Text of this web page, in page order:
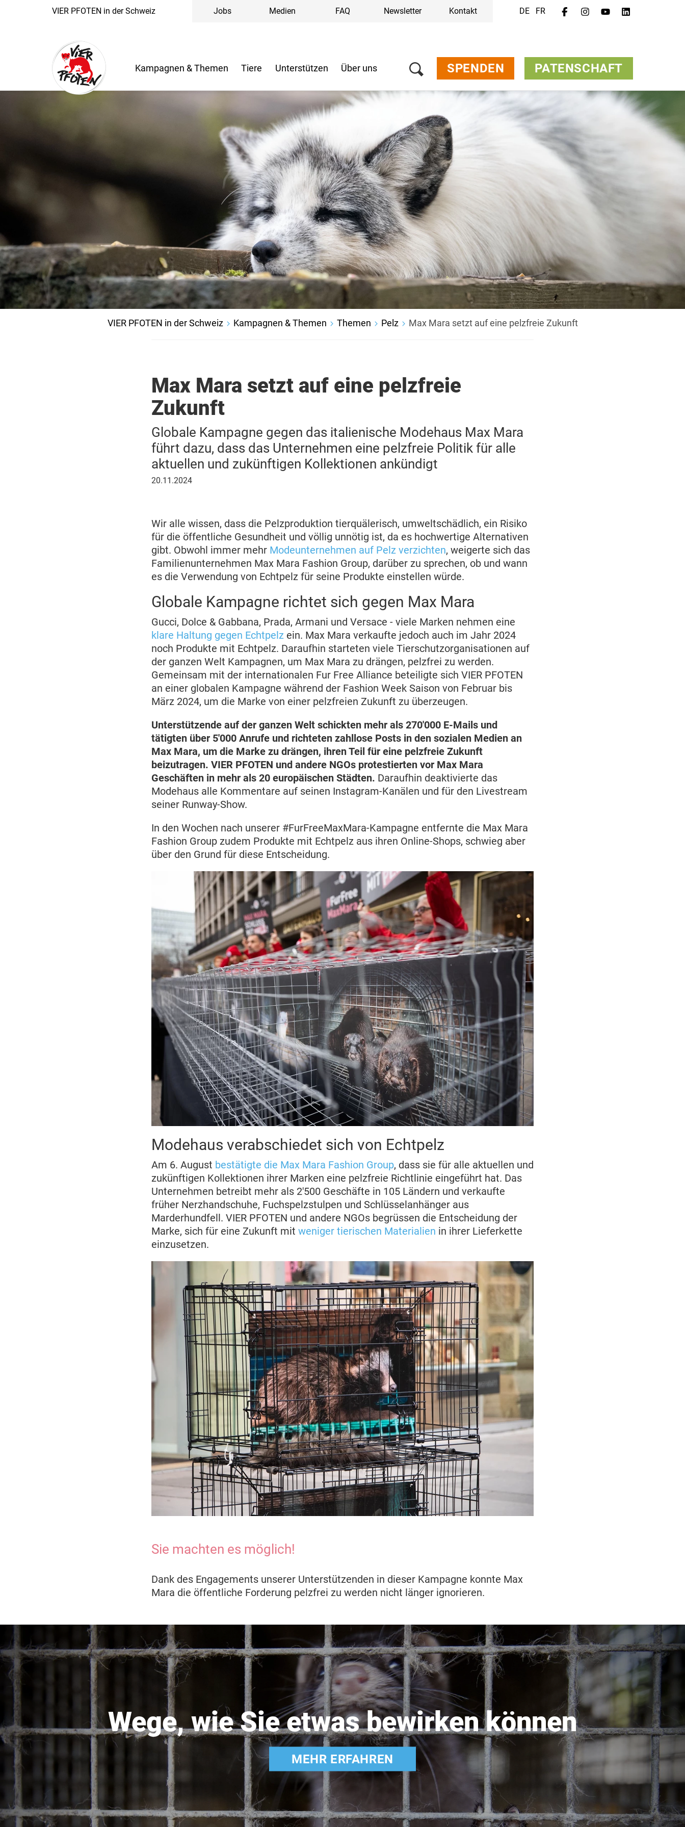
VIER PFOTEN in der Schweiz Jobs Medien FAQ Newsletter Kontakt DE FR
Kampagnen & Themen Tiere Unterstützen Über uns SPENDEN PATENSCHAFT
VIER PFOTEN in der Schweiz Kampagnen & Themen Themen Pelz Max Mara setzt auf eine pelzfreie Zukunft
Max Mara setzt auf eine pelzfreie
Zukunft
Globale Kampagne gegen das italienische Modehaus Max Mara
führt dazu, dass das Unternehmen eine pelzfreie Politik für alle
aktuellen und zukünftigen Kollektionen ankündigt
20.
20.11.2024
Wir alle wissen, dass die Pelzproduktion tierquälerisch, umweltschädlich, ein Risiko
für die öffentliche Gesundheit und völlig unnötig ist, da es hochwertige Alternativen
gibt. Obwohl immer mehr Modeunternehmen auf Pelz verzichten, weigerte sich das
Familienunternehmen Max Mara Fashion Group, darüber zu sprechen, ob und wann
es die Verwendung von Echtpelz für seine Produkte einstellen würde.
Globale Kampagne richtet sich gegen Max Mara
Gucci, Dolce & Gabbana, Prada, Armani und Versace - viele Marken nehmen eine
klare Haltung gegen Echtpelz ein. Max Mara verkaufte jedoch auch im Jahr 2024
noch Produkte mit Echtpelz. Daraufhin starteten viele Tierschutzorganisationen auf
der ganzen Welt Kampagnen, um Max Mara zu drängen, pelzfrei zu werden.
Gemeinsam mit der internationalen Fur Free Alliance beteiligte sich VIER PFOTEN
an einer globalen Kampagne während der Fashion Week Saison von Februar bis
März 2024, um die Marke von einer pelzfreien Zukunft zu überzeugen.
Unterstützende auf der ganzen Welt schickten mehr als 270'000 E-Mails und
tätigten über 5'000 Anrufe und richteten zahllose Posts in den sozialen Medien an
Max Mara, um die Marke zu drängen, ihren Teil für eine pelzfreie Zukunft
beizutragen. VIER PFOTEN und andere NGOs protestierten vor Max Mara
Geschäften in mehr als 20 europäischen Städten. Daraufhin deaktivierte das
Modehaus alle Kommentare auf seinen Instagram-Kanälen und für den Livestream
seiner Runway-Show.
In den Wochen nach unserer #FurFreeMaxMara-Kampagne entfernte die Max Mara
Fashion Group zudem Produkte mit Echtpelz aus ihren Online-Shops, schwieg aber
über den Grund für diese Entscheidung.
Modehaus verabschiedet sich von Echtpelz
Am 6. August bestätigte die Max Mara Fashion Group, dass sie für alle aktuellen und
zukünftigen Kollektionen ihrer Marken eine pelzfreie Richtlinie eingeführt hat. Das
Unternehmen betreibt mehr als 2'500 Geschäfte in 105 Ländern und verkaufte
früher Nerzhandschuhe, Fuchspelzstulpen und Schlüsselanhänger aus
Marderhundfell. VIER PFOTEN und andere NGOs begrüssen die Entscheidung der
Marke, sich für eine Zukunft mit weniger tierischen Materialien in ihrer Lieferkette
einzusetzen.
Sie machten es möglich!
Dank des Engagements unserer Unterstützenden in dieser Kampagne konnte Max
Mara die öffentliche Forderung pelzfrei zu werden nicht länger ignorieren.
Wege, wie Sie etwas bewirken können
MEHR ERFAHREN